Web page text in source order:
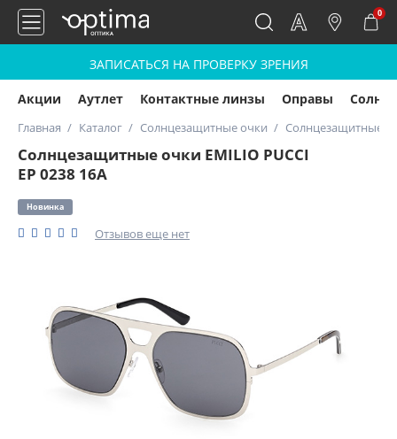
0
ЗАПИСАТЬСЯ НА ПРОВЕРКУ ЗРЕНИЯ
Акции Аутлет Контактные линзы Оправы
Главная Каталог Солнцезащитные очки Солнцезащитные
Солнцезащитные очки EMILIO PUCCI
EP 0238 16A
Новинка
Отзывов еще нет